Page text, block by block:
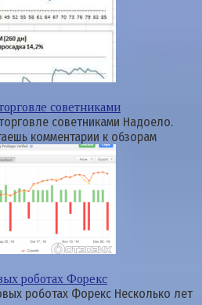
советниками
советниками Надоело.
комментарии к обзорам
роботах Форекс
роботах Форекс Несколько лет